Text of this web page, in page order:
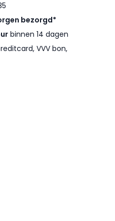
bezorgd*
binnen 14 dagen
VVV bon,